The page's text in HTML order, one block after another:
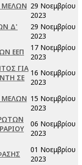
ΜΕΛΩΝ 29 Νοεμβρίου
2023
Δ'
29 Νοεμβρίου
2023
ΕΕΠ
17 Νοεμβρίου
2023
ΓΙΑ
ΣΕ
16 Νοεμβρίου
2023
ΜΕΛΩΝ 15 Νοεμβρίου
2023
06 Νοεμβρίου
2023
01 Νοεμβρίου
2023